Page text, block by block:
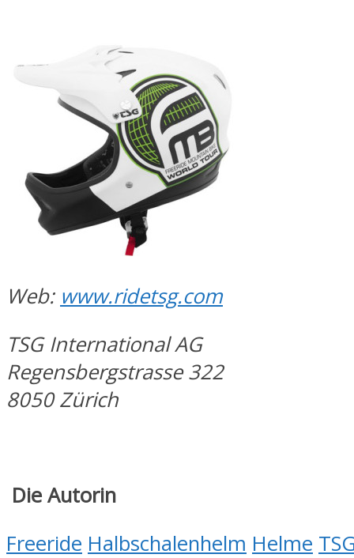
Web: www.ridetsg.com
TSG International AG
Regensbergstrasse 322
8050 Zürich
Die Autorin
Freeride Halbschalenhelm Helme